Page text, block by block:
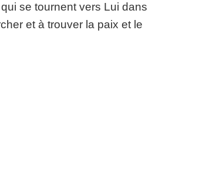
se tournent vers Lui dans
et à trouver la paix et le